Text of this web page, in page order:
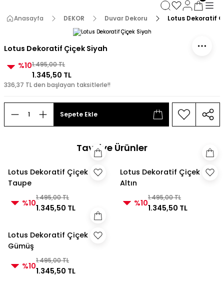
3000 TL ve Üzeri Alışverişlerde Kargo Bedava! 2
3000 TL ve Üzeri Alışverişlerde Kargo Bedava!
3000 TL ve Üzeri Alışverişlerde Kargo Bedava!
Anasayfa DEKOR Duvar Dekoru Lotus Dekoratif
Lotus Dekoratif Çiçek Siyah
%101.495,00 TL
1.345,50 TL
336,37 TL den başlayan taksitlerle!!
Sepete Ekle
Tavsiye Ürünler
Lotus Dekoratif Çiçek
Taupe
%10
1.495,00 TL
1.345,50 TL
Lotus Dekoratif Çiçek
Altın
%10
1.495,00 TL
1.345,50 TL
Lotus Dekoratif Çiçek
Gümüş
%10
1.495,00 TL
1.345,50 TL